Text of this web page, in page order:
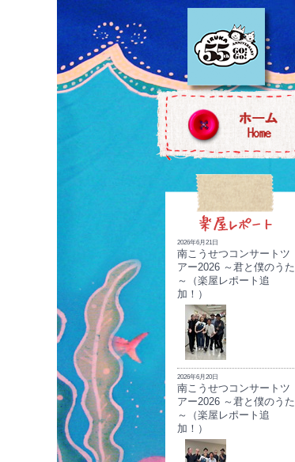
2026年6月21日
南こうせつコンサートツ
アー2026 ～君と僕のうた
～（楽屋レポート追
加！）
2026年6月20日
南こうせつコンサートツ
アー2026 ～君と僕のうた
～（楽屋レポート追
加！）